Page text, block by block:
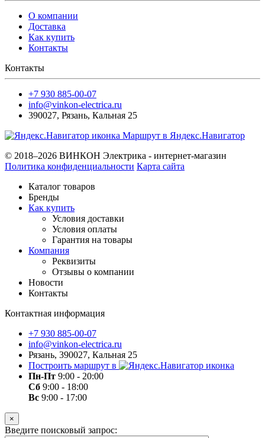
О компании
Доставка
Как купить
Контакты
Контакты
+7 930 885-00-07
info@vinkon-electrica.ru
390027, Рязань, Кальная 25
Маршрут в Яндекс.Навигатор
© 2018–2026 ВИНКОН Электрика - интернет-магазин
Политика конфиденциальности Карта сайта
Каталог товаров
Бренды
Как купить
Условия доставки
Условия оплаты
Гарантия на товары
Компания
Реквизиты
Отзывы о компании
Новости
Контакты
Контактная информация
+7 930 885-00-07
info@vinkon-electrica.ru
Рязань, 390027, Кальная 25
Построить маршрут в
Пн-Пт 9:00 - 20:00
Сб 9:00 - 18:00
Вс 9:00 - 17:00
×
Введите поисковый запрос: